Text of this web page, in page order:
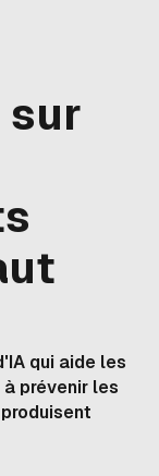
sur
qui aide les
prévenir les